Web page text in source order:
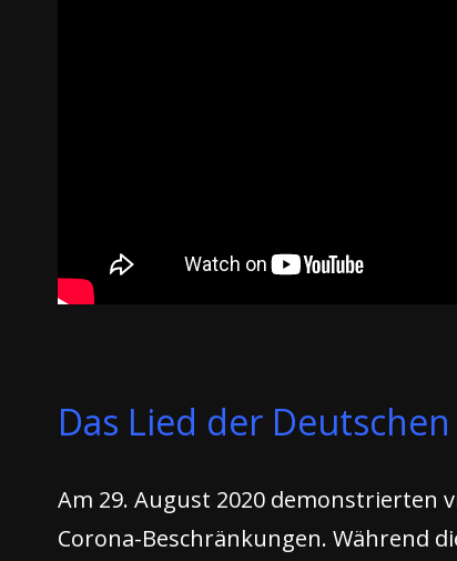
Das Lied der Deutschen
Am 29. August 2020 demonstrierten
Corona-Beschränkungen. Während